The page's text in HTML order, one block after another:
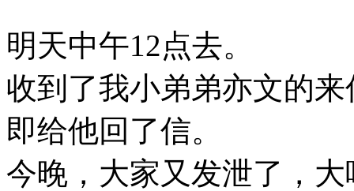
明天中午12点去。
收到了我小弟弟亦文的
即给他回了信。
今晚，大家又发泄了，